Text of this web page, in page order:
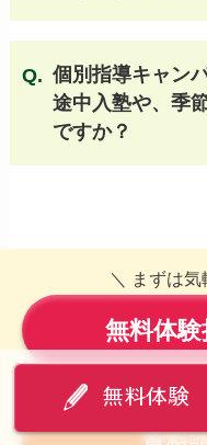
千葉経
和洋
土浦日本大
成績保証制度に
無料体験授業の
個別指導キャン
途中入塾や、季
ですか？
＼ まずは
無料体
＼ 簡
無料体験